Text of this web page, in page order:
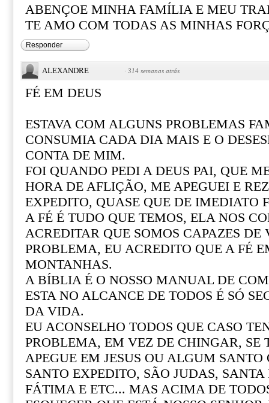
ABENÇOE MINHA FAMÍLIA E MEU
TE AMO COM TODAS AS MINHAS
Responder
ALEXANDRE · 314 semanas atrás
FÉ EM DEUS
ESTAVA COM ALGUNS PROBLEMAS
CONSUMIA CADA DIA MAIS E O
CONTA DE MIM.
FOI QUANDO PEDI A DEUS PAI, QUE
HORA DE AFLIÇÃO, ME APEGUEI E
EXPEDITO, QUASE QUE DE IMEDIATO
A FÉ É TUDO QUE TEMOS, ELA NOS
ACREDITAR QUE SOMOS CAPAZES DE
PROBLEMA, EU ACREDITO QUE A FÉ
MONTANHAS.
A BÍBLIA É O NOSSO MANUAL DE
ESTA NO ALCANCE DE TODOS É SÓ
DA VIDA.
EU ACONSELHO TODOS QUE CASO
PROBLEMA, EM VEZ DE CHINGAR, SE
APEGUE EM JESUS OU ALGUM SANTO
SANTO EXPEDITO, SÃO JUDAS, SANTA
FÁTIMA E ETC... MAS ACIMA DE